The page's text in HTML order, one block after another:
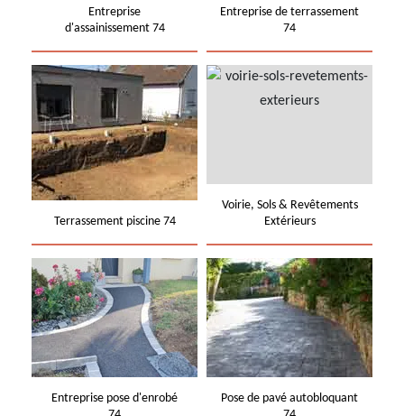
Entreprise
d'assainissement 74
Entreprise de terrassement
74
Terrassement piscine 74
Voirie, Sols & Revêtements
Extérieurs
Entreprise pose d'enrobé
Pose de pavé autobloquant